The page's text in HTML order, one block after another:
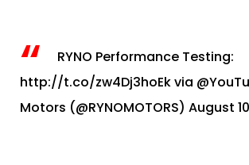
RYNO Performance Testing:
http://t.co/zw4Dj3hoEkvia
Motors (@RYNOMOTORS) August